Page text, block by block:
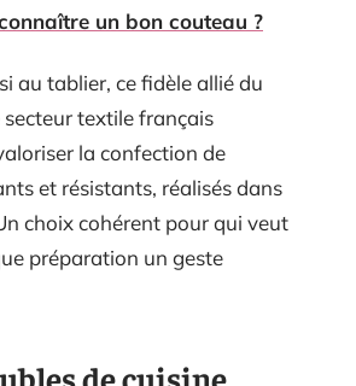
un bon couteau ?
au tablier, ce fidèle allié du
textile français
la confection de
et résistants, réalisés dans
choix cohérent pour qui veut
préparation un geste
de cuisine